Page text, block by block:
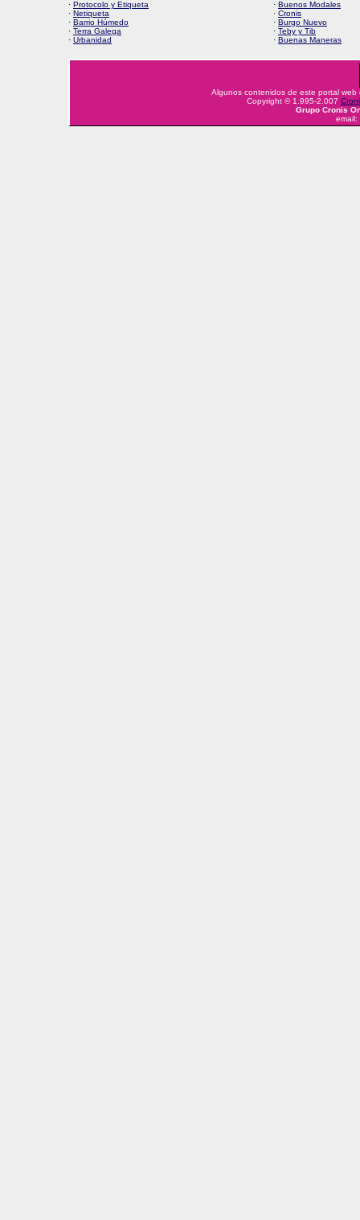
· Protocolo y Etiqueta · Buenos Modales
· Netiqueta · Cronis
· Barrio Húmedo · Burgo Nuevo
· Terra Galega · Teby y Tib
· Urbanidad · Buenas Maneras
Algunos contenidos de este portal
Copyright © 1.995-2.007
Grupo Cronis
email: